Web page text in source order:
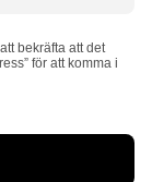
bekräfta att det
för att komma i